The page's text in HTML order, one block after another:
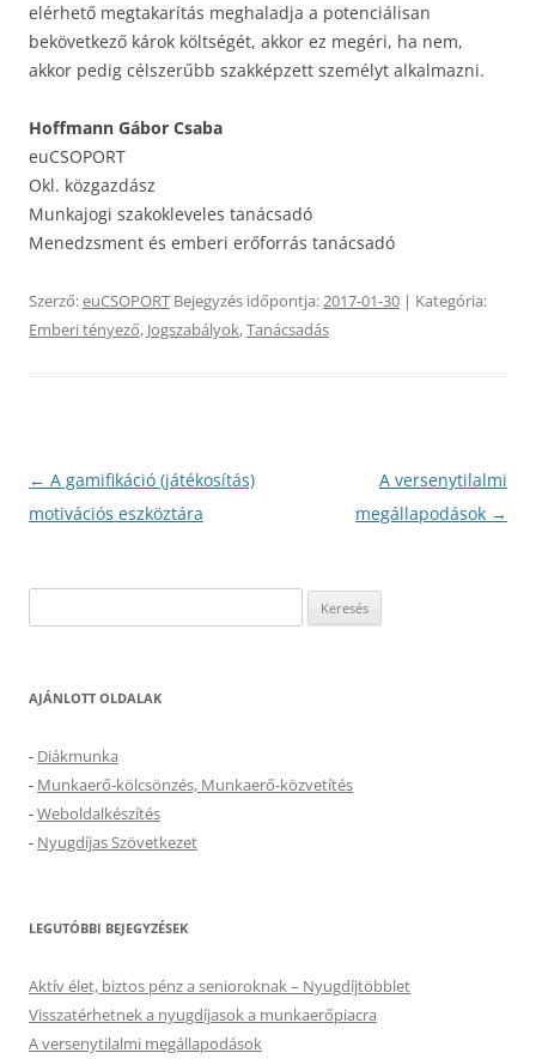
elérhető megtakarítás meghaladja a potenciálisan
bekövetkező károk költségét, akkor ez megéri, ha nem,
akkor pedig célszerűbb szakképzett személyt alkalmazni.
Hoffmann Gábor Csaba
euCSOPORT
Okl. közgazdász
Munkajogi szakokleveles tanácsadó
Menedzsment és emberi erőforrás tanácsadó
Szerző:euCSOPORT Bejegyzés időpontja:2017-01-30 | Kategória:
Emberi tényező, Jogszabályok,Tanácsadás
Bejegyzés
navigáció
← A gamifikáció (játékosítás)
motivációs eszköztára
A versenytilalmi
megállapodások →
AJÁNLOTT OLDALAK
- Diákmunka
- Munkaerő-kölcsönzés, Munkaerő-közvetítés
-Weboldalkészítés
- Nyugdíjas Szövetkezet
LEGUTÓBBI BEJEGYZÉSEK
Aktív élet, biztos pénz a senioroknak – Nyugdíjtöbblet
Visszatérhetnek a nyugdíjasok a munkaerőpiacra
A versenytilalmi megállapodások